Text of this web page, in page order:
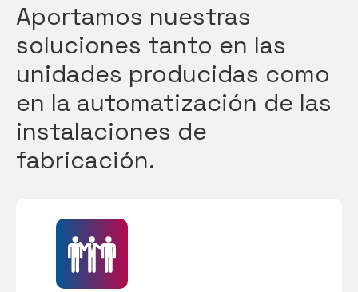
Aportamos nuestras
soluciones tanto en las
unidades producidas como
en la automatización de las
instalaciones de
fabricación.